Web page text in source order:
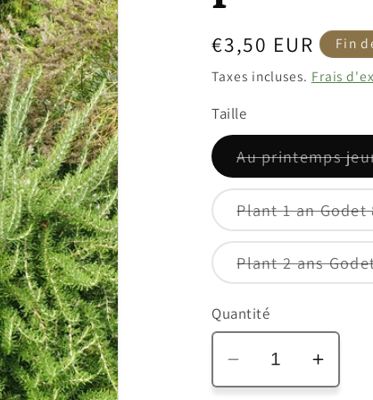
Prix
habituel
€3,50 EUR
Fin
Taxes incluses. Frais
Taille
Au printemps
Plant 1 an Godet
Plant 2 ans
Quantité
Réduire
la
la